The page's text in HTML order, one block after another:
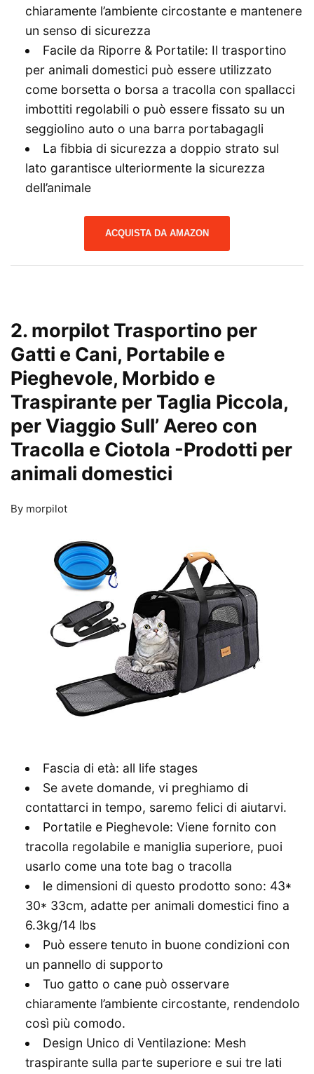
chiaramente l’ambiente circostante e mantenere
un senso di sicurezza
Facile da Riporre & Portatile: Il trasportino
per animali domestici può essere utilizzato
come borsetta o borsa a tracolla con spallacci
imbottiti regolabili o può essere fissato su un
seggiolino auto o una barra portabagagli
La fibbia di sicurezza a doppio strato sul
lato garantisce ulteriormente la sicurezza
dell’animale
ACQUISTA DA AMAZON
2. morpilot Trasportino per
Gatti e Cani, Portabile e
Pieghevole, Morbido e
Traspirante per Taglia Piccola,
per Viaggio Sull’ Aereo con
Tracolla e Ciotola -Prodotti per
animali domestici
By morpilot
Fascia di età: all life stages
Se avete domande, vi preghiamo di
contattarci in tempo, saremo felici di aiutarvi.
Portatile e Pieghevole: Viene fornito con
tracolla regolabile e maniglia superiore, puoi
usarlo come una tote bag o tracolla
le dimensioni di questo prodotto sono: 43*
30* 33cm, adatte per animali domestici fino a
6.3kg/14 lbs
Può essere tenuto in buone condizioni con
un pannello di supporto
Tuo gatto o cane può osservare
chiaramente l’ambiente circostante, rendendolo
così più comodo.
Design Unico di Ventilazione: Mesh
traspirante sulla parte superiore e sui tre lati